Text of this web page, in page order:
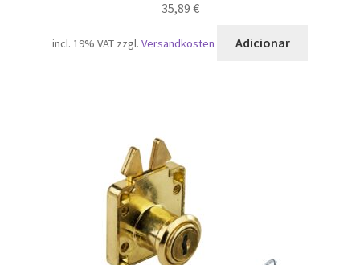
35,89 €
incl. 19% VAT zzgl. Versandkosten Adicionar